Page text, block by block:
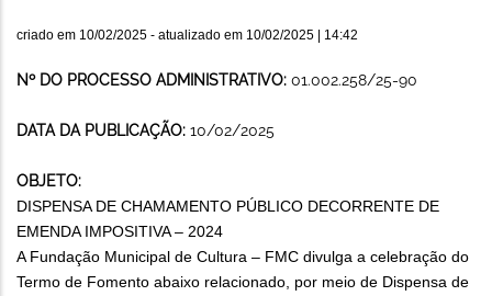
criado em 10/02/2025 - atualizado em 10/02/2025 | 14:42
Nº DO PROCESSO ADMINISTRATIVO: 01.002.258/25-90
DATA DA PUBLICAÇÃO: 10/02/2025
OBJETO:
DISPENSA DE CHAMAMENTO PÚBLICO DECORRENTE DE
EMENDA IMPOSITIVA – 2024
A Fundação Municipal de Cultura – FMC divulga a celebração do
Termo de Fomento abaixo relacionado, por meio de Dispensa de